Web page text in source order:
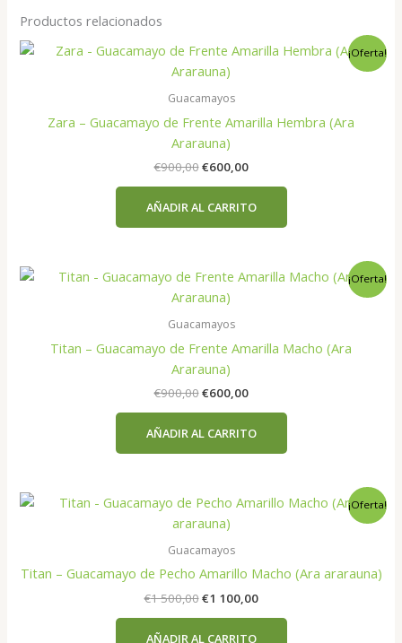
Productos relacionados
¡Oferta!
Guacamayos
Zara – Guacamayo de Frente Amarilla Hembra (Ara
Ararauna)
€900,00El
era:
€900,00.
€600,00El
es:
€600,00.
AÑADIR AL CARRITO
¡Oferta!
Guacamayos
Titan – Guacamayo de Frente Amarilla Macho (Ara
Ararauna)
€900,00El
era:
€900,00.
€600,00El
es:
€600,00.
AÑADIR AL CARRITO
¡Oferta!
Guacamayos
Titan – Guacamayo de Pecho Amarillo Macho (Ara ararauna)
€1 500,00El
€1 100,00El
AÑADIR AL CARRITO